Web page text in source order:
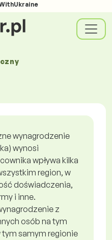
wynagrodzenie
wynosi
wpływa kilka
region, w
doświadczenia,
i inne.
z
osób na tym
samym regionie